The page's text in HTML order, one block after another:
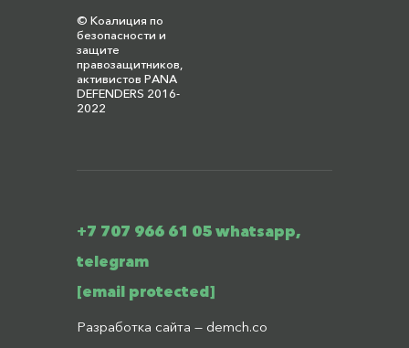
© Коалиция по
безопасности и
защите
правозащитников,
активистов PANA
DEFENDERS 2016-
2022
+7 707 966 61 05 whatsapp,
telegram
[email protected]
Разработка сайта — demch.co